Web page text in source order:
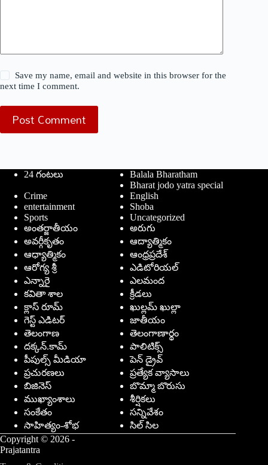
Save my name, email and website in this browser for the
next time I comment.
Post Comment
24 గంటలు
Balala Bharatham
Bharat jodo yatra special
Crime
English
entertainment
Shoba
Sports
Uncategorized
అంతర్జాతీయం
అరుగు
అవర్గీకృతం
ఆద్యాత్మికం
ఆధ్యాత్మికం
ఆంధ్రప్రదేశ్
ఆరోగ్య శ్రీ
ఎడిటోరియల్
ఎన్నారై
ఎలమంద
కవితా శాల
క్రీడలు
క్లాస్ రూమ్
ఖుల్లమ్ ఖుల్లా
గెస్ట్ ఎడిటర్
జాతీయం
తెలంగాణ
తెలంగాణార్థం
దక్కన్.కామ్
పాలిటిక్స్
పీపుల్స్ ‌మీడియా
పెన్ డ్రైవ్
ప్రచురణలు
ప్రత్యేక వ్యాసాలు
బిజినెస్
బొమ్మా బొరుసు
ముఖ్యాంశాలు
శీర్షికలు
సంకేతం
సన్నివేశం
సాహిత్యం-శోభ
సిల్ సిల
Copyright © 2026 -
Prajatantra